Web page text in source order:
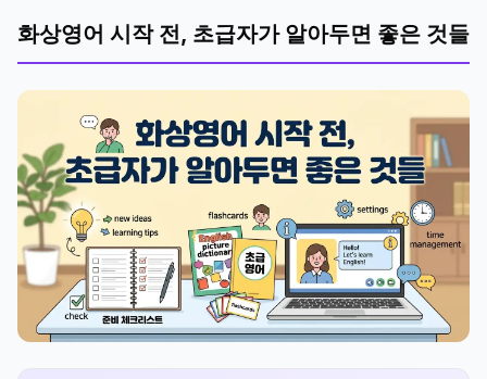
화상영어 시작 전, 초급자가 알아두면 좋은 것들